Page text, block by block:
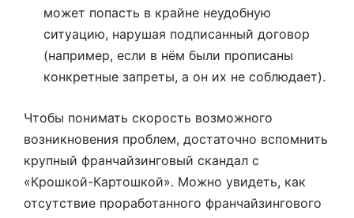
может попасть в крайне неудобную
ситуацию, нарушая подписанный договор
(например, если в нём были прописаны
конкретные запреты, а он их не соблюдает).
Чтобы понимать скорость возможного
возникновения проблем, достаточно вспомнить
крупный франчайзинговый скандал с
«Крошкой-Картошкой». Можно увидеть, как
отсутствие проработанного франчайзингового